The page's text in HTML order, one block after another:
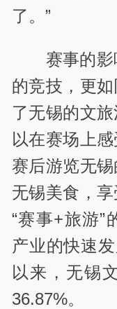
了。”
赛事的
的竞技，更
了无锡的文
以在赛场上
赛后游览无
无锡美食，享
“赛事+旅游”
产业的快速
以来，无锡
36.87%。